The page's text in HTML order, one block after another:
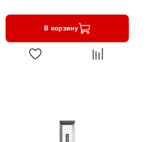
В корзину